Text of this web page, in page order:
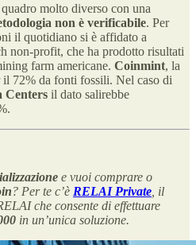
molto diverso con una
non è verificabile. Per
il quotidiano si è affidato a
non-profit, che ha prodotto risultati
farm americane. Coinmint, la
il 72% da fonti fossili. Nel caso di
Centers il dato salirebbe
e vuoi comprare o
? Per te c’è RELAI Private , il
che consente di effettuare
in un’unica soluzione.